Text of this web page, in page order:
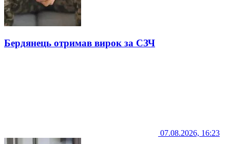
Бердянець отримав вирок за СЗЧ
07.08.2026, 16:23